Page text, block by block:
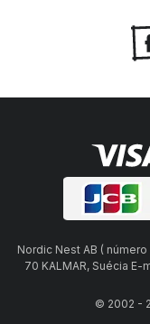
Nordic Nest AB (
70 KALMAR, Suécia
© 2002 -